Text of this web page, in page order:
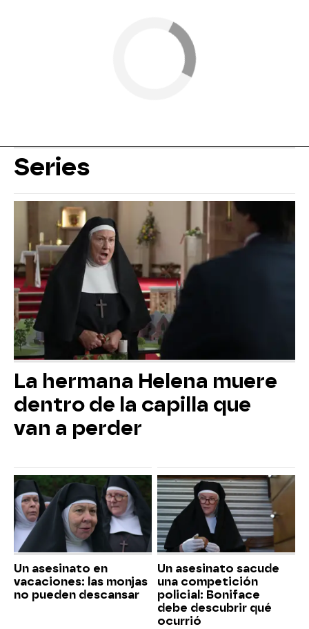
Series
La hermana Helena muere
dentro de la capilla que
van a perder
Un asesinato en
vacaciones: las monjas
no pueden descansar
Un asesinato sacude
una competición
policial: Boniface
debe descubrir qué
ocurrió